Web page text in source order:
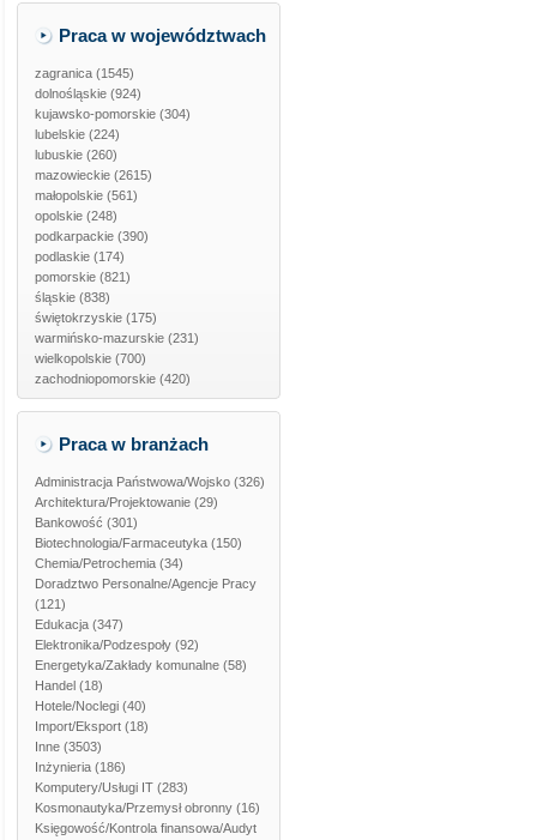
Praca w województwach
zagranica (1545)
dolnośląskie (924)
kujawsko-pomorskie (304)
lubelskie (224)
lubuskie (260)
mazowieckie (2615)
małopolskie (561)
opolskie (248)
podkarpackie (390)
podlaskie (174)
pomorskie (821)
śląskie (838)
świętokrzyskie (175)
warmińsko-mazurskie (231)
wielkopolskie (700)
zachodniopomorskie (420)
Praca w branżach
Administracja Państwowa/Wojsko (326)
Architektura/Projektowanie (29)
Bankowość (301)
Biotechnologia/Farmaceutyka (150)
Chemia/Petrochemia (34)
Doradztwo Personalne/Agencje Pracy
(121)
Edukacja (347)
Elektronika/Podzespoły (92)
Energetyka/Zakłady komunalne (58)
Handel (18)
Hotele/Noclegi (40)
Import/Eksport (18)
Inne (3503)
Inżynieria (186)
Komputery/Usługi IT (283)
Kosmonautyka/Przemysł obronny (16)
Księgowość/Kontrola finansowa/Audyt